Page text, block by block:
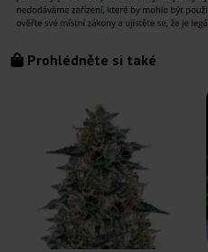
Prohlédněte si také